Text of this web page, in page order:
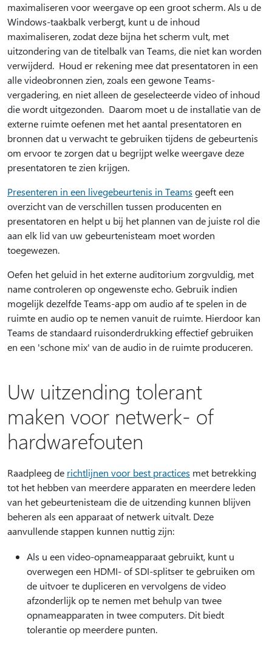
maximaliseren voor weergave op een groot scherm. Als u de
Windows-taakbalk verbergt, kunt u de inhoud
maximaliseren, zodat deze bijna het scherm vult, met
uitzondering van de titelbalk van Teams, die niet kan worden
verwijderd. Houd er rekening mee dat presentatoren in een
alle videobronnen zien, zoals een gewone Teams-
vergadering, en niet alleen de geselecteerde video of inhoud
die wordt uitgezonden. Daarom moet u de installatie van de
externe ruimte oefenen met het aantal presentatoren en
bronnen dat u verwacht te gebruiken tijdens de gebeurtenis
om ervoor te zorgen dat u begrijpt welke weergave deze
presentatoren te zien krijgen.
Presenteren in een livegebeurtenis in Teams geeft een
overzicht van de verschillen tussen producenten en
presentatoren en helpt u bij het plannen van de juiste rol die
aan elk lid van uw gebeurtenisteam moet worden
toegewezen.
Oefen het geluid in het externe auditorium zorgvuldig, met
name controleren op ongewenste echo. Gebruik indien
mogelijk dezelfde Teams-app om audio af te spelen in de
ruimte en audio op te nemen vanuit de ruimte. Hierdoor kan
Teams de standaard ruisonderdrukking effectief gebruiken
en een 'schone mix' van de audio in de ruimte produceren.
Uw uitzending tolerant
maken voor netwerk- of
hardwarefouten
Raadpleeg de richtlijnen voor best practices met betrekking
tot het hebben van meerdere apparaten en meerdere leden
van het gebeurtenisteam die de uitzending kunnen blijven
beheren als een apparaat of netwerk uitvalt. Deze
aanvullende stappen kunnen nuttig zijn:
Als u een video-opnameapparaat gebruikt, kunt u
overwegen een HDMI- of SDI-splitser te gebruiken om
de uitvoer te dupliceren en vervolgens de video
afzonderlijk op te nemen met behulp van twee
opnameapparaten in twee computers. Dit biedt
tolerantie op meerdere punten.